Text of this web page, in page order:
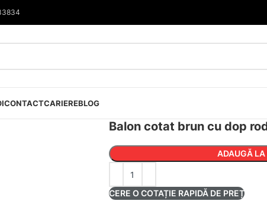
CONTACTCARIEREBLOG
Balon cotat brun cu dop
ADAUGĂ LA
CERE O COTAȚIE RAPIDĂ DE PREȚ